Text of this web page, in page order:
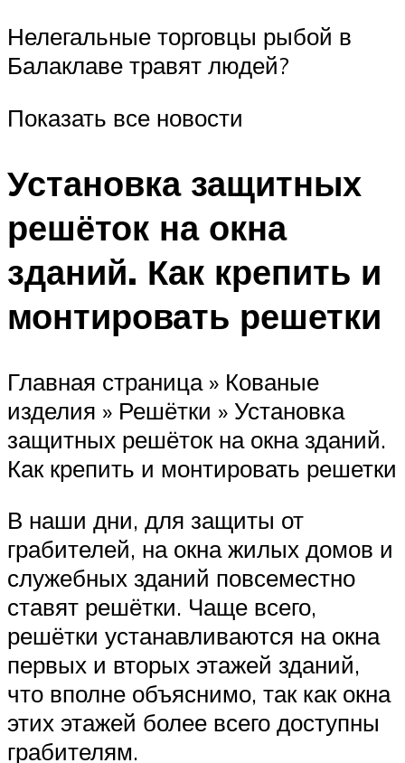
Нелегальные торговцы рыбой в
Балаклаве травят людей?
Показать все новости
Установка защитных
решёток на окна
зданий. Как крепить и
монтировать решетки
Главная страница » Кованые
изделия » Решётки » Установка
защитных решёток на окна зданий.
Как крепить и монтировать решетки
В наши дни, для защиты от
грабителей, на окна жилых домов и
служебных зданий повсеместно
ставят решётки. Чаще всего,
решётки устанавливаются на окна
первых и вторых этажей зданий,
что вполне объяснимо, так как окна
этих этажей более всего доступны
грабителям.